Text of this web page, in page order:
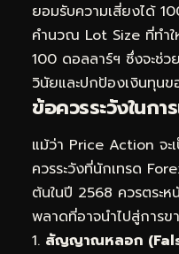
ยอมรับความเสี่ยงได้
คำนวณ Lot Size ที่ทำ
100 ดอลลาร์ฯ ซึ่งจะช่
วินัยและปกป้องเงินทุนข
ข้อควรระวังในก
แม้ว่า Price Action จ
ควรระวังที่นักเทรด
ต้นในปี 2568 ควรตระ
พลาดที่อาจนำไปสู่การข
1. สัญญาณหลอก